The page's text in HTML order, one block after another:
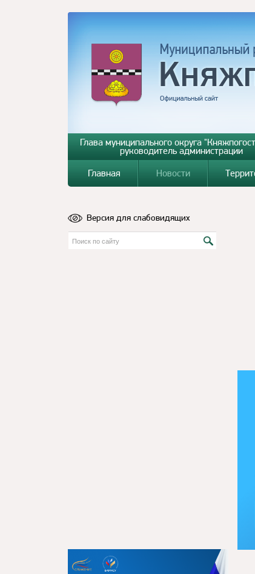
Глава муниципального округа
руководитель администрации
Главная Новости
Версия для слабовидящих